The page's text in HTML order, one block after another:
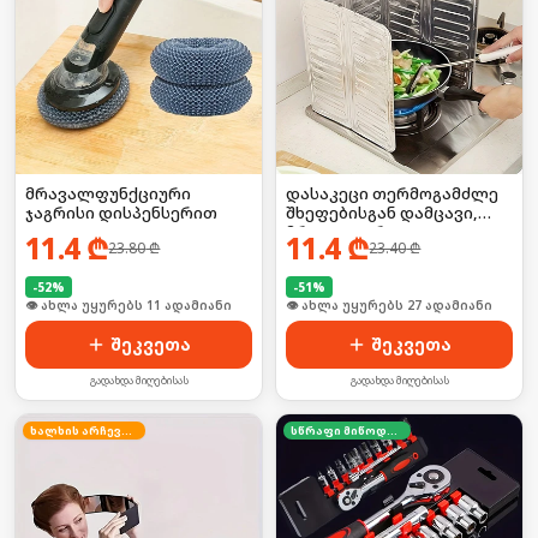
მრავალფუნქციური
ჯაგრისი დისპენსერით
11.4₾23.80₾
-52%
🛒 ბოლო 24სთ-ში იყიდა 20-მა
შეკვეთა
გადახდა მიღებისას
დასაკეცი თერმოგამძლე
შხეფებისგან დამცავი,
მრავალჯერადი
11.4₾23.40₾
-51%
🛒 ბოლო 24სთ-ში იყიდა 35-მა
შეკვეთა
გადახდა მიღებისას
ხალხის არჩევანი სწრაფი მიწოდება